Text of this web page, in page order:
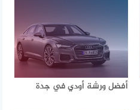
أفضل ورشة أودي في جدة